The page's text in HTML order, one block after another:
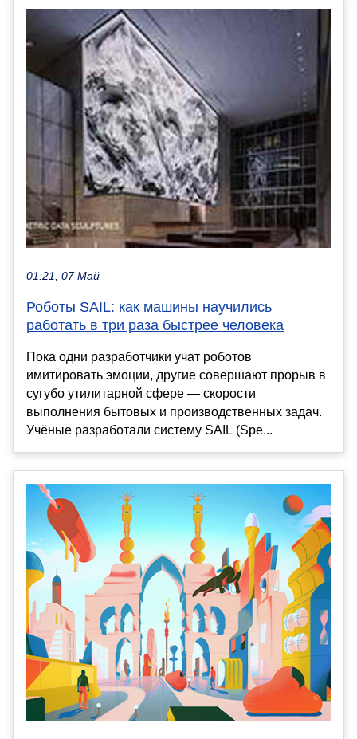
01:21, 07 Май
Роботы SAIL: как машины научились
работать в три раза быстрее человека
Пока одни разработчики учат роботов
имитировать эмоции, другие совершают прорыв в
сугубо утилитарной сфере — скорости
выполнения бытовых и производственных задач.
Учёные разработали систему SAIL (Spe...